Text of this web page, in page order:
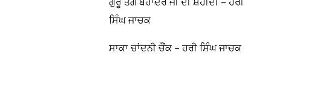
ਸਿੰਘ ਜਾਚਕ
ਸਾਕਾ ਚਾਂਦਨੀ ਚੌਂਕ – ਹਰੀ ਸਿੰਘ ਜਾਚਕ